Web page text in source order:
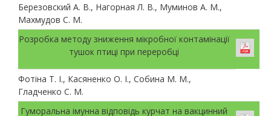
Березовский А. В., Нагорная Л. В., Муминов А. М.,
Махмудов С. М.
Розробка методу зниження мікробної контамінації
тушок птиці при переробці
Фотіна Т. І., Касяненко О. І., Собина М. М.,
Гладченко С. М.
Гуморальна імунна відповідь курчат на вакцинний